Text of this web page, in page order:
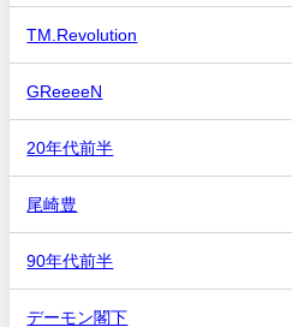
TM.Revolution
GReeeeN
20年代前半
尾崎豊
90年代前半
デーモン閣下